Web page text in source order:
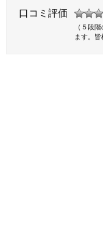
口コミ評価
（５段
ます。